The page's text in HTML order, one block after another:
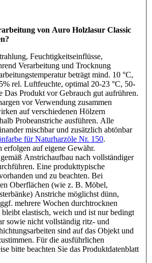
von Auro Holzlasur Classic
Feuchtigkeitseinflüsse,
Verarbeitung und Trocknung
beträgt mind. 10 °C,
rel. Luftfeuchte, optimal 20-23 °C, 50-
Das Produkt vor Gebrauch gut aufrühren.
vor Verwendung zusammen
auf verschiedenen Hölzern
Probeanstriche ausführen. Alle
mischbar und zusätzlich abtönbar
für Naturharzöle Nr. 150.
erfolgen auf eigene Gewähr.
Anstrichaufbau nach vollständiger
Eine produkttypische
und zu beachten. Bei
Oberflächen (wie z. B. Möbel,
Anstriche möglichst dünn,
mehrere Wochen durchtrocknen
bleibt elastisch, weich und ist nur bedingt
sowie nicht vollständig ritz- und
sind auf das Objekt und
Für die ausführlichen
bitte beachten Sie das Produktdatenblatt